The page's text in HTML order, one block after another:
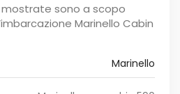
mostrate sono a scopo
Marinello Cabin
Marinello